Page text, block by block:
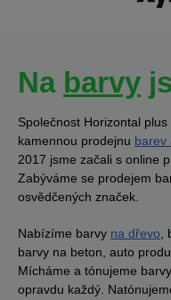
Na barvy
Společnost Horizontal
kamennou prodejnu barev
2017 jsme začali s online
Zabýváme se prodejem
osvědčených značek.
Nabízíme barvy na dřevo,
barvy na beton, auto
Mícháme a tónujeme
opravdu každý.